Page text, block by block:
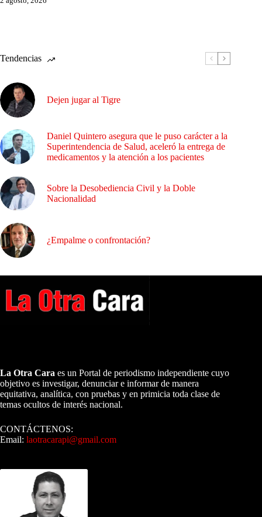
Tendencias
Dejen jugar al Tigre
Daniel Quintero asegura que le puso carácter a la
Superintendencia de Salud, aceleró la entrega de
medicamentos y la atención a los pacientes
Sobre la Desobediencia Civil y la Doble
Nacionalidad
¿Empalme o confrontación?
La Otra Cara es un Portal de periodismo independiente cuyo
objetivo es investigar, denunciar e informar de manera
equitativa, analítica, con pruebas y en primicia toda clase de
temas ocultos de interés nacional.
CONTÁCTENOS:
Email: laotracarapi@gmail.com